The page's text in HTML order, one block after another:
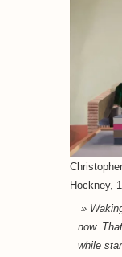
Hockney,
»
now.
while